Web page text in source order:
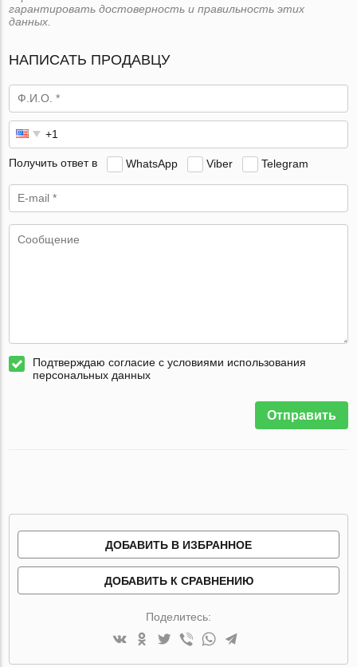
гарантировать достоверность и правильность этих
данных.
НАПИСАТЬ ПРОДАВЦУ
Получить ответ в WhatsApp Viber Telegram
Подтверждаю согласие с условиями использования
персональных данных
Отправить
ДОБАВИТЬ В ИЗБРАННОЕ
ДОБАВИТЬ К СРАВНЕНИЮ
Поделитесь: